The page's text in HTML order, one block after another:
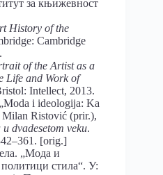
за књижевност
History of the
Cambridge
of the Artist as a
Life and Work of
Intellect, 2013.
i ideologija: Ka
Ristović (prir.),
dvadesetom veku.
[orig.]
„Мода и
политици стила“. У: